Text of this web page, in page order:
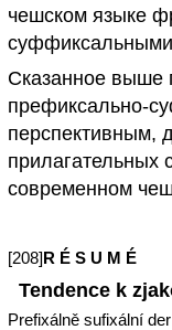
чешском языке
суффиксальными
Сказанное выше
префиксально-
перспективным,
прилагательных
современном
[208]R É S U M É
Tendence k
Prefixálně sufixální